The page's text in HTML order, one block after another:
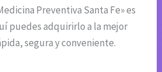
Preventiva Santa Fe» es
puedes adquirirlo a la mejor
segura y conveniente.